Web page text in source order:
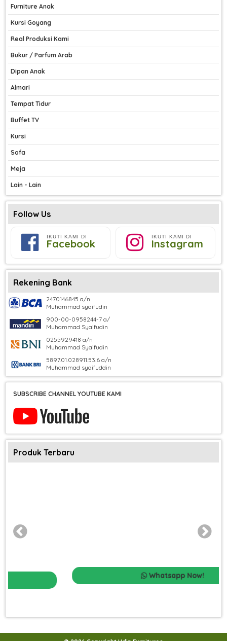
Furniture Anak
Kursi Goyang
Real Produksi Kami
Bukur / Parfum Arab
Dipan Anak
Almari
Tempat Tidur
Buffet TV
Kursi
Sofa
Meja
Lain - Lain
Follow Us
IKUTI KAMI DI
Facebook
IKUTI KAMI DI
Instagram
Rekening Bank
2470146845 a/n
Muhammad syaifudin
900-00-0958244-7 a/
Muhammad Syaifudin
0255929418 a/n
Muhammad Syaifudin
5897.01.028911.53.6 a/n
Muhammad syaifuddin
SUBSCRIBE CHANNEL YOUTUBE KAMI
Produk Terbaru
Whatsapp Now!